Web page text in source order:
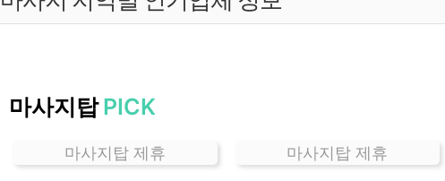
약마사지탑 PICK
마사지탑 제휴 마사지탑 제휴